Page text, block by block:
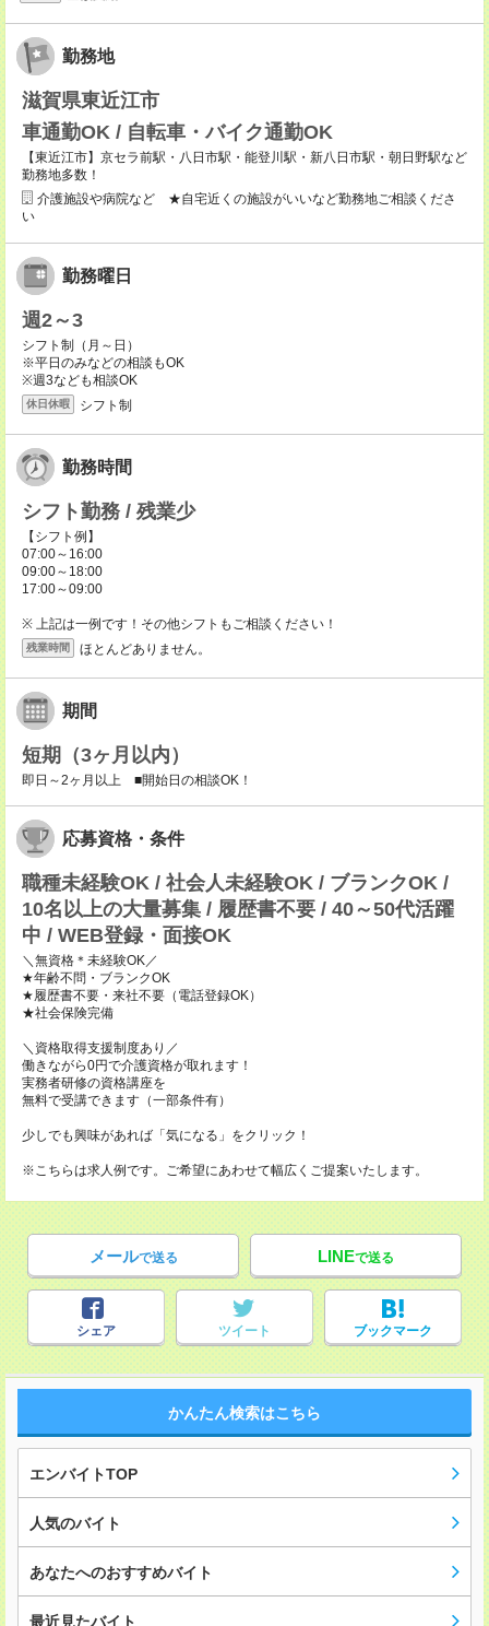
勤務地
滋賀県東近江市
車通勤OK / 自転車・バイク通勤OK
【東近江市】京セラ前駅・八日市駅・能登川駅・新八日市駅・朝日野駅など
勤務地多数！
介護施設や病院など ★自宅近くの施設がいいなど勤務地ご相談くださ
い
勤務曜日
週2～3
シフト制（月～日）
※平日のみなどの相談もOK
※週3なども相談OK
休日休暇 シフト制
勤務時間
シフト勤務 / 残業少
【シフト例】
07:00～16:00
09:00～18:00
17:00～09:00
※ 上記は一例です！その他シフトもご相談ください！
残業時間 ほとんどありません。
期間
短期（3ヶ月以内）
即日～2ヶ月以上 ■開始日の相談OK！
応募資格・条件
職種未経験OK / 社会人未経験OK / ブランクOK /
10名以上の大量募集 / 履歴書不要 / 40～50代活躍
中 / WEB登録・面接OK
＼無資格＊未経験OK／
★年齢不問・ブランクOK
★履歴書不要・来社不要（電話登録OK）
★社会保険完備
＼資格取得支援制度あり／
働きながら0円で介護資格が取れます！
実務者研修の資格講座を
無料で受講できます（一部条件有）
少しでも興味があれば「気になる」をクリック！
※こちらは求人例です。ご希望にあわせて幅広くご提案いたします。
メールで送る LINEで送る
シェア ツイート ブックマーク
かんたん検索はこちら
エンバイトTOP
人気のバイト
あなたへのおすすめバイト
最近見たバイト